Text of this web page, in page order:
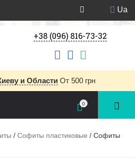
Ua
+38 (096) 816-73-32
и Области От 500 грн
0
/ Софиты пластиковые / Софиты